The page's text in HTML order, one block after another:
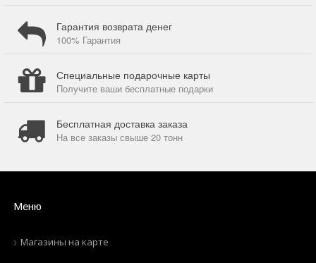
Гарантия возврата денег
100% Гарантия
Специальные подарочные карты
Получите ваши бесплатные подарки
Бесплатная доставка заказа
На все заказы свыше 20 тонн
Меню
Магазины на карте